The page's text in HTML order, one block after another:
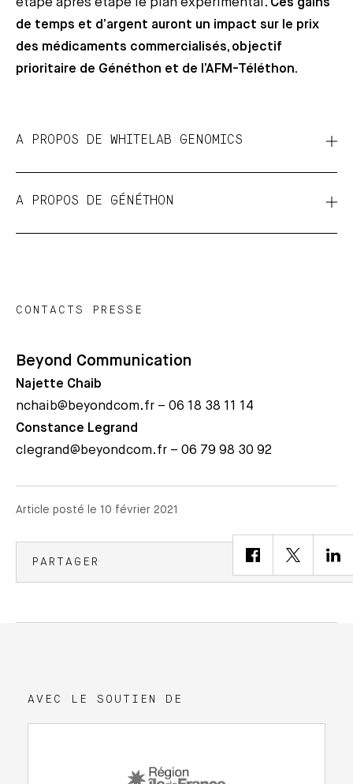
de temps et d’argent auront un impact sur le prix
des médicaments commercialisés, objectif
prioritaire de Généthon et de l’AFM-Téléthon.
A PROPOS DE WHITELAB GENOMICS
A PROPOS DE GÉNÉTHON
CONTACTS PRESSE
Beyond Communication
Najette Chaib
nchaib@beyondcom.fr – 06 18 38 11 14
Constance Legrand
clegrand@beyondcom.fr – 06 79 98 30 92
Article posté le 10 février 2021
PARTAGER
AVEC LE SOUTIEN DE